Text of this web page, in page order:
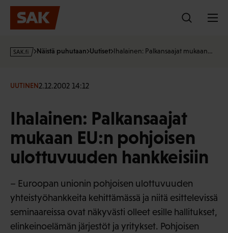
Hyppää
sisältöön
s
·
Näistä puhutaan Uutiset Ihalainen: Palkansaajat mukaan…
UUTINEN2.12.2002 14:12
Ihalainen: Palkansaajat
mukaan EU:n pohjoisen
ulottuvuuden hankkeisiin
– Euroopan unionin pohjoisen ulottuvuuden
yhteistyöhankkeita kehittämässä ja niitä esittelevissä
seminaareissa ovat näkyvästi olleet esille hallitukset,
elinkeinoelämän järjestöt ja yritykset. Pohjoisen